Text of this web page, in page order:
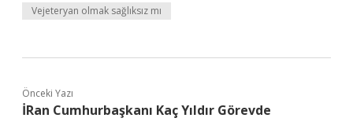
Vejeteryan olmak sağlıksız mı
Önceki Yazı
İRan Cumhurbaşkanı Kaç Yıldır Görevde